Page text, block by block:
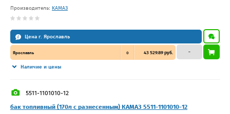
Производитель: КАМАЗ
Цена г. Ярославль
Ярославль 0 43 529.89 руб.
Наличие и цены
–
5511-1101010-12
бак топливный (170л с разнесенным) КАМАЗ 5511-1101010-12